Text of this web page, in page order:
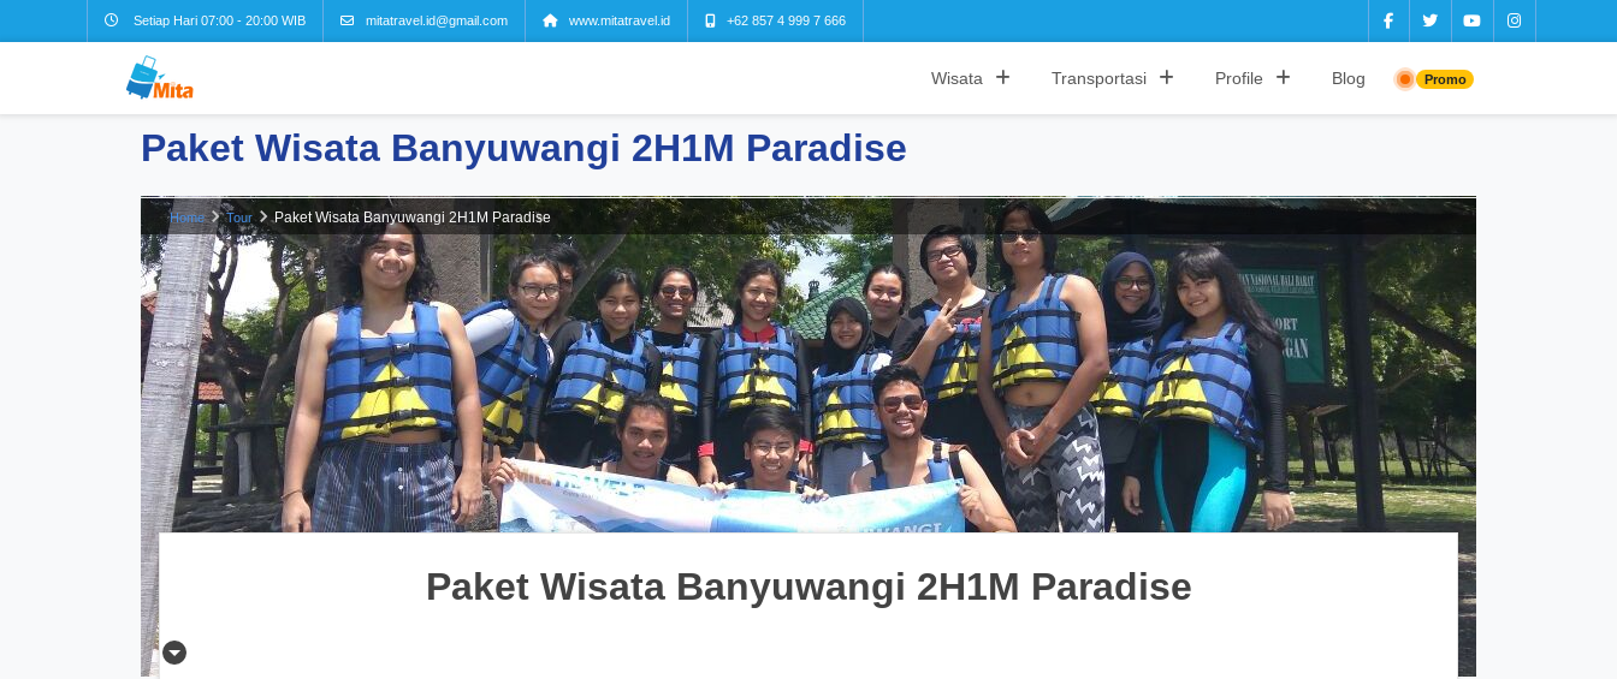
Setiap Hari 07:00 - 20:00 WIB mitatravel.id@gmail.com www.mitatravel.id +62 857 4 999 7 666
Wisata Transportasi Profile Blog Promo
Paket Wisata Banyuwangi 2H1M Paradise
Home Tour Paket Wisata Banyuwangi 2H1M Paradise
Paket Wisata Banyuwangi 2H1M Paradise